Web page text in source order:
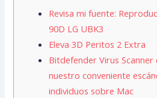
Revisa mi fuente:
90D LG UBK3
Eleva 3D Peritos 2 Extra
Bitdefender Virus Scanner
nuestro conveniente
individuos sobre Mac